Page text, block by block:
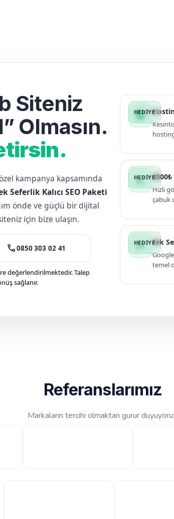
Siteniz
Olmasın.
kampanya kapsamında
Seferlik Kalıcı SEO Paketi
önde ve güçlü bir dijital
için bize ulaşın.
call0850 303 02 41
değerlendirilmektedir. Talep
sağlanır.
public
campaign
Hızlı
çabuk
manage_search Tek
temel
Referanslarımız
Markaların tercihi olmaktan gurur